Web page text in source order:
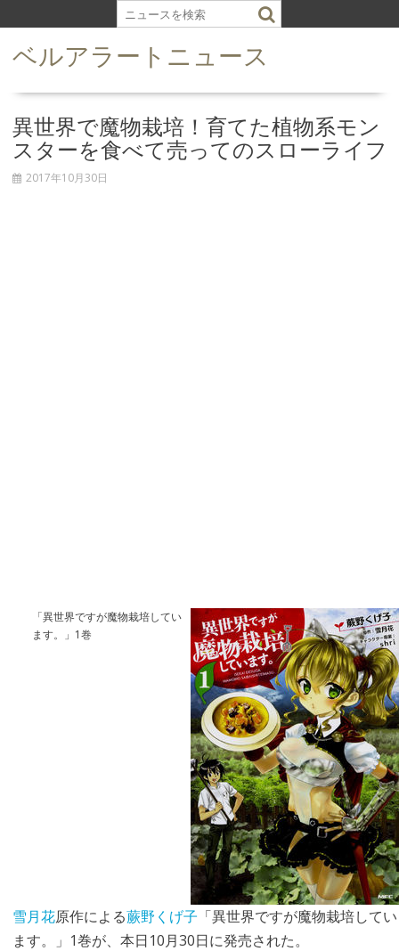
k
ベルアラートニュース
異世界で魔物栽培！育てた植物系モン
スターを食べて売ってのスローライフ
2017年10月30日
「異世界ですが魔物栽培してい
ます。」1巻
雪月花原作による蕨野くげ子 「異世界ですが魔物栽培してい
ます。」1巻が、本日10月30日に発売された。